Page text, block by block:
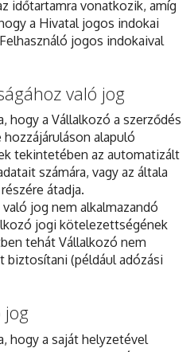
időtartamra vonatkozik, amíg
a Hivatal jogos indokai
jogos indokaival
való jog
hogy a Vállalkozó a szerződés
alapuló
tekintetében az automatizált
számára, vagy az általa
átadja.
jog nem alkalmazandó
jogi kötelezettségének
tehát Vállalkozó nem
(például adózási
jog
hogy a saját helyzetével